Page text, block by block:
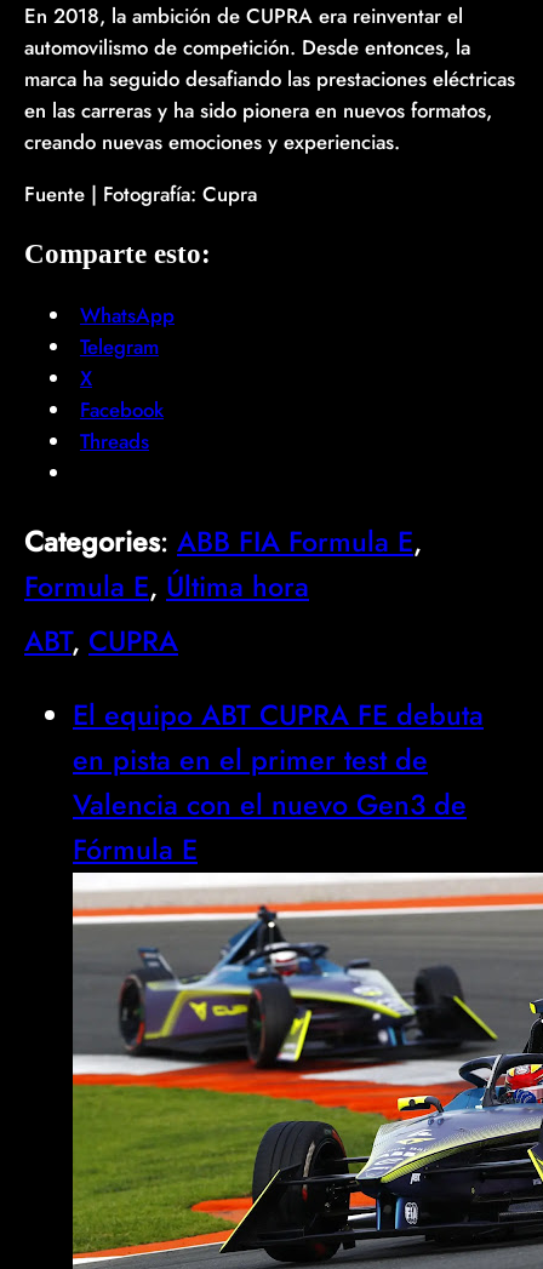
En 2018, la ambición de CUPRA era reinventar el
automovilismo de competición. Desde entonces, la
marca ha seguido desafiando las prestaciones eléctricas
en las carreras y ha sido pionera en nuevos formatos,
creando nuevas emociones y experiencias.
Fuente | Fotografía: Cupra
Comparte esto:
WhatsApp
Telegram
X
Facebook
Threads
Categories: ABB FIA Formula E
Formula E, Última hora
ABT, CUPRA
El equipo ABT CUPRA FE debuta
en pista en el primer test de
Valencia con el nuevo Gen3 de
Fórmula E